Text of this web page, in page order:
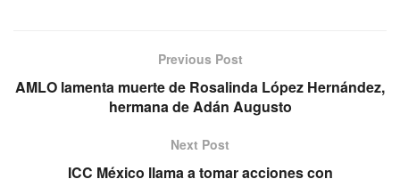
Previous Post
AMLO lamenta muerte de Rosalinda López Hernández,
hermana de Adán Augusto
Next Post
ICC México llama a tomar acciones con